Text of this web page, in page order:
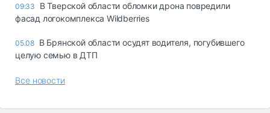
09:33
В Тверской области обломки дрона повредили
фасад логокомплекса Wildberries
05.08 В Брянской области осудят водителя, погубившего
целую семью в ДТП
Все новости